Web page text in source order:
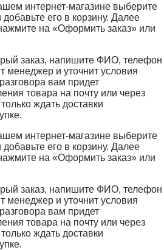
интернет-магазине выберите
его в корзину. Далее
на «Оформить заказ» или
заказ, напишите ФИО, телефон
менеджер и уточнит условия
вам придет
товара на почту или через
ждать доставки
интернет-магазине выберите
его в корзину. Далее
на «Оформить заказ» или
заказ, напишите ФИО, телефон
менеджер и уточнит условия
вам придет
товара на почту или через
ждать доставки